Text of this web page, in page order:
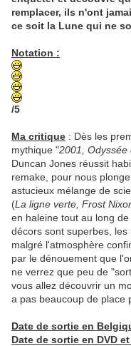
remplacer, ils n'ont
ce soit la Lune qui ne
Notation :
/5
Ma critique : Dès les
mythique "2001, Odyssée
Duncan Jones réussit
remake, pour nous
astucieux mélange de
(La ligne verte, Frost
en haleine tout au long
décors sont superbes,
malgré l'atmosphère
par le dénouement que
ne verrez que peu de
vous allez découvrir un
a pas beaucoup de place
Date de sortie en
Date de sortie en DVD